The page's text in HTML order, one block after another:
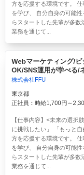
方を応援する環境です。
を学び、 自分自身の可能
らスタートした先輩が多
業務を通じて...
Webマーケティング/
OK/SNS運用が学べる/
株式会社FFU
東京都
正社員：時給1,700円～
【仕事内容】<未来の選択
に挑戦したい」 「もっと
方を応援する環境です。
を学び、 自分自身の可能
らスタートした先輩が多
業務を通じて...